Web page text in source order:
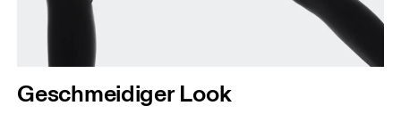
Geschmeidiger Look